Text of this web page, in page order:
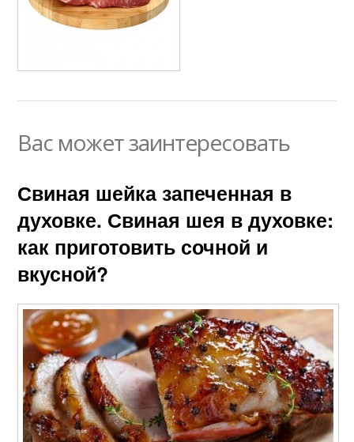
Вас может заинтересовать
Свиная шейка запеченная в
духовке. Свиная шея в духовке:
как приготовить сочной и
вкусной?